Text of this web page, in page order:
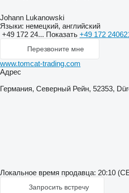
Johann Lukanowski
Языки: немецкий, английский
+49 172 24... Показать +49 172
Перезвоните мне
www.tomcat-trading.com
Адрес
Германия, Северный Рейн, 52353,
Локальное время продавца: 20:10
Запросить встречу